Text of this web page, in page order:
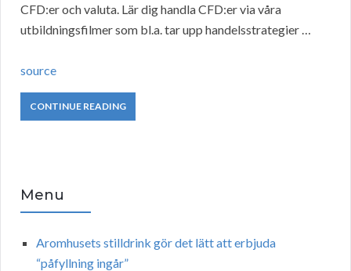
CFD:er och valuta. Lär dig handla CFD:er via våra
utbildningsfilmer som bl.a. tar upp handelsstrategier …
source
CONTINUE READING
Menu
Aromhusets stilldrink gör det lätt att erbjuda
“påfyllning ingår”